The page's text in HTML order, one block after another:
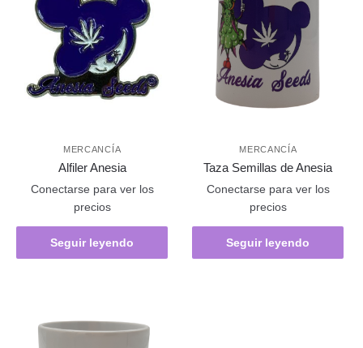
MERCANCÍA
Alfiler Anesia
Conectarse para ver los
precios
Seguir leyendo
MERCANCÍA
Taza Semillas de Anesia
Conectarse para ver los
precios
Seguir leyendo